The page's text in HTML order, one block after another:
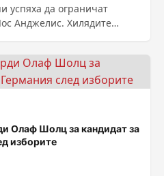
успяха да ограничат
Анджелис. Хилядите
Олаф Шолц за кандидат за
изборите